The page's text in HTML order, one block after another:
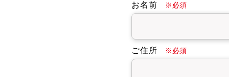
お名前 ※必須
ご住所 ※必須